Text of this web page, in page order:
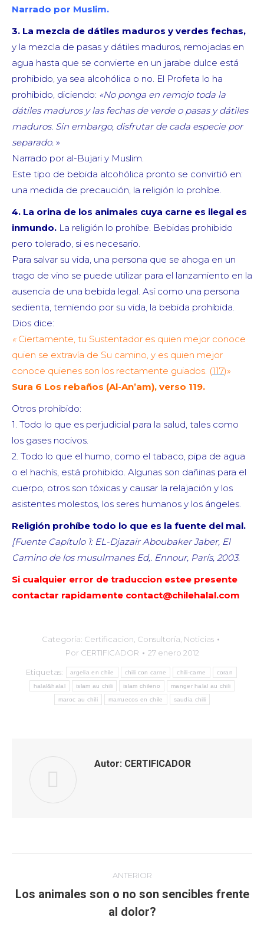
Narrado por Muslim.
3. La mezcla de dátiles maduros y verdes fechas,
y la mezcla de pasas y dátiles maduros, remojadas en
agua hasta que se convierte en un jarabe dulce está
prohibido, ya sea alcohólica o no. El Profeta lo ha
prohibido, diciendo: «No ponga en remojo toda la
dátiles maduros y las fechas de verde o pasas y dátiles
maduros. Sin embargo, disfrutar de cada especie por
separado. »
Narrado por al-Bujari y Muslim.
Este tipo de bebida alcohólica pronto se convirtió en:
una medida de precaución, la religión lo prohíbe.
4. La orina de los animales cuya carne es ilegal es
inmundo. La religión lo prohíbe. Bebidas prohibido
pero tolerado, si es necesario.
Para salvar su vida, una persona que se ahoga en un
trago de vino se puede utilizar para el lanzamiento en la
ausencia de una bebida legal. Así como una persona
sedienta, temiendo por su vida, la bebida prohibida.
Dios dice:
«Ciertamente, tu Sustentador es quien mejor conoce
quien se extravía de Su camino, y es quien mejor
conoce quienes son los rectamente guiados. (117)»
Sura 6 Los rebaños (Al-An’am), verso 119.
Otros prohibido:
1. Todo lo que es perjudicial para la salud, tales como
los gases nocivos.
2. Todo lo que el humo, como el tabaco, pipa de agua
o el hachís, está prohibido. Algunas son dañinas para el
cuerpo, otros son tóxicas y causar la relajación y los
asistentes molestos, los seres humanos y los ángeles.
Religión prohíbe todo lo que es la fuente del mal.
[Fuente Capítulo 1: EL-Djazair Aboubaker Jaber, El
Camino de los musulmanes Ed,. Ennour, París, 2003.
Si cualquier error de traduccion estee presente
contactar rapidamente contact@chilehalal.com
Categoría: Certificacion Consultoría Noticias
Por CERTIFICADOR 27 enero 2012
Etiquetas: argelia en chile chili con carne chili-carne coran
halal&halal islam au chili islam chileno manger halal au chili
maroc au chili marruecos en chile saudia chili
Autor: CERTIFICADOR
entre
publicaciones
ANTERIOR
Publicación
anterior:
Los animales son o no son sencibles frente
al dolor?